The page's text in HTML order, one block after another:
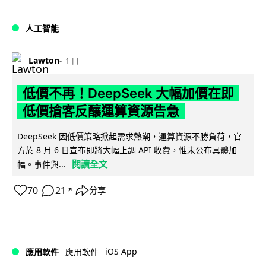
人工智能
Lawton 1 日
低價不再！DeepSeek 大幅加價在即
低價搶客反釀運算資源告急
DeepSeek 因低價策略掀起需求熱潮，運算資源不勝負荷，官
方於 8 月 6 日宣布即將大幅上調 API 收費，惟未公布具體加
幅。事件與...
閱讀全文
70 21 ↗ 分享
應用軟件 應用軟件 iOS App